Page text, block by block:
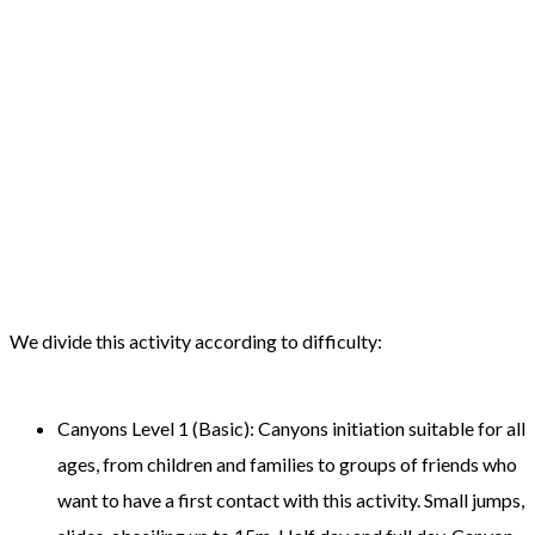
We dividethis activityaccording to difficulty:
Canyons Level 1 (Basic): Canyons initiationsuitablefor all
ages, from childrenand families to groups offriends who
want tohave a first contactwiththis activity.Small jumps,